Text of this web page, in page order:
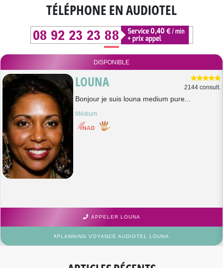
TÉLÉPHONE EN AUDIOTEL
DISPONIBLE
LOUNA 2144 consult.
Bonjour je suis louna medium pure...
Médium
APPELER LOUNA
PLANNING VOYANCE AUDIOTEL LOUNA